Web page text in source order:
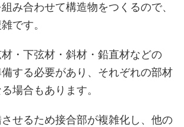
み合わせて構造物をつくるので、
です。
・下弦材・斜材・鉛直材などの
する必要があり、それぞれの部材
場合もあります。
せるため接合部が複雑化し、他の